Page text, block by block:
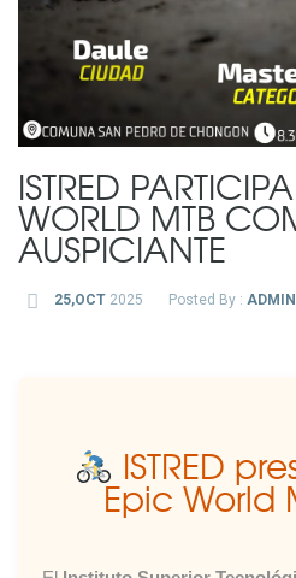
ISTRED
WORLD MTB
AUSPICIANTE
25,OCT2025 Posted By : ADMIN
ISTRED
Epic World